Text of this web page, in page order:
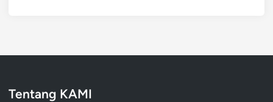
Tentang KAMI